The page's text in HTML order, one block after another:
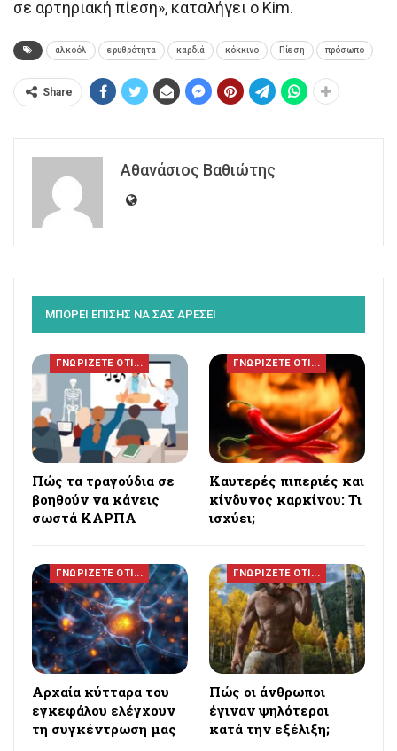
σε αρτηριακή πίεση», καταλήγει ο Kim.
αλκοόλ ερυθρότητα καρδιά κόκκινο Πίεση πρόσωπο
Share
Αθανάσιος Βαθιώτης
ΜΠΟΡΕΙ ΕΠΙΣΗΣ ΝΑ ΣΑΣ ΑΡΕΣΕΙ
ΓΝΩΡΙΖΕΤΕ ΟΤΙ...
Πώς τα τραγούδια σε
βοηθούν να κάνεις
σωστά ΚΑΡΠΑ
ΓΝΩΡΙΖΕΤΕ ΟΤΙ...
Καυτερές πιπεριές και
κίνδυνος καρκίνου: Τι
ισχύει;
ΓΝΩΡΙΖΕΤΕ ΟΤΙ...
Αρχαία κύτταρα του
εγκεφάλου ελέγχουν
τη συγκέντρωση μας
ΓΝΩΡΙΖΕΤΕ ΟΤΙ...
Πώς οι άνθρωποι
έγιναν ψηλότεροι
κατά την εξέλιξη;